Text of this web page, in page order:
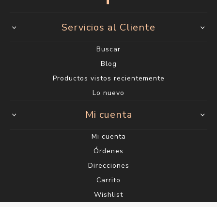
Servicios al Cliente
Buscar
Blog
Productos vistos recientemente
Lo nuevo
Mi cuenta
Mi cuenta
Órdenes
Direcciones
Carrito
Wishlist